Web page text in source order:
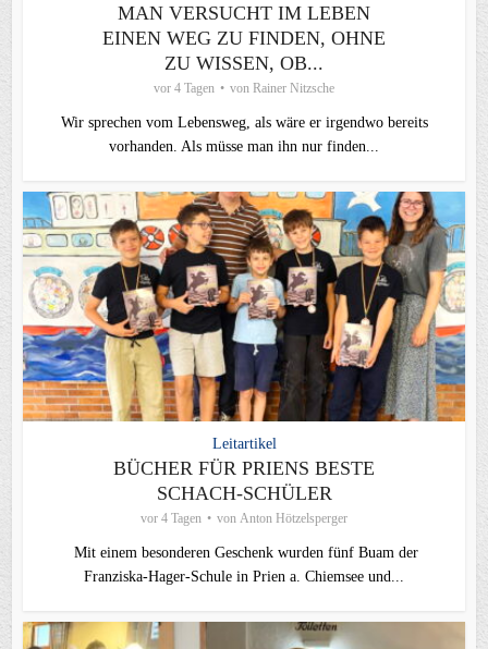
MAN VERSUCHT IM LEBEN
EINEN WEG ZU FINDEN, OHNE
ZU WISSEN, OB...
vor 4 Tagen von Rainer Nitzsche
Wir sprechen vom Lebensweg, als wäre er irgendwo bereits
vorhanden. Als müsse man ihn nur finden...
Leitartikel
BÜCHER FÜR PRIENS BESTE
SCHACH-SCHÜLER
vor 4 Tagen von Anton Hötzelsperger
Mit einem besonderen Geschenk wurden fünf Buam der
Franziska-Hager-Schule in Prien a. Chiemsee und...